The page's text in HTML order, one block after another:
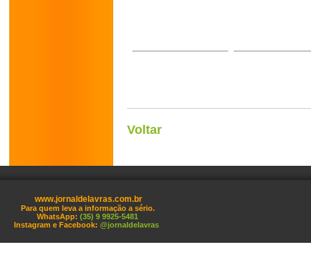
Voltar
www.jornaldelavras.com.br
Para quem leva a informação a sério.
WhatsApp: (35) 9 9925-5481
Instagram e Facebook: @jornaldelavras